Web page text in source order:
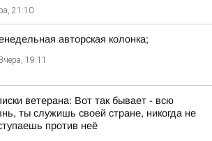
21:10
авторская колонка;
Вчера, 19:11
ветерана: Вот так бывает - всю
ты служишь своей стране, никогда не
против неё